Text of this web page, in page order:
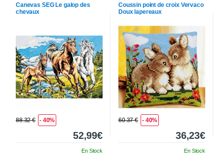
Canevas SEGLe galop des
chevaux
88.32 € - 40%
52,99€
En Stock
Coussin point de croix Vervaco
Doux lapereaux
60.37 € - 40%
36,23€
En Stock